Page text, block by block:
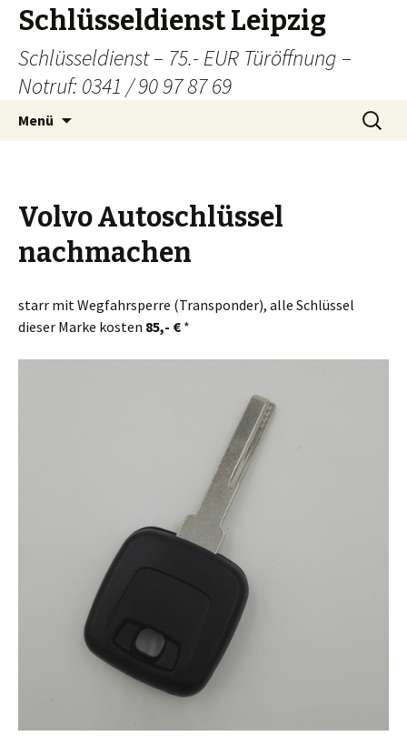
Schlüsseldienst Leipzig
Schlüsseldienst – 75.- EUR Türöffnung –
Notruf: 0341 / 90 97 87 69
Menü
Suchen
nach:
Volvo Autoschlüssel
nachmachen
starr mit Wegfahrsperre (Transponder), alle Schlüssel
dieser Marke kosten 85,- € *